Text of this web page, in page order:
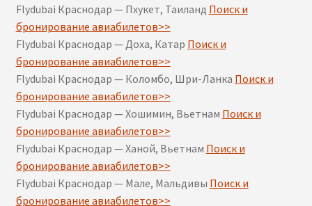
Flydubai Краснодар — Пхукет, Таиланд Поиск и
бронирование авиабилетов>>
Flydubai Краснодар — Доха, Катар Поиск и
бронирование авиабилетов>>
Flydubai Краснодар — Коломбо, Шри-Ланка Поиск и
бронирование авиабилетов>>
Flydubai Краснодар — Хошимин, Вьетнам Поиск и
бронирование авиабилетов>>
Flydubai Краснодар — Ханой, Вьетнам Поиск и
бронирование авиабилетов>>
Flydubai Краснодар — Мале, Мальдивы Поиск и
бронирование авиабилетов>>